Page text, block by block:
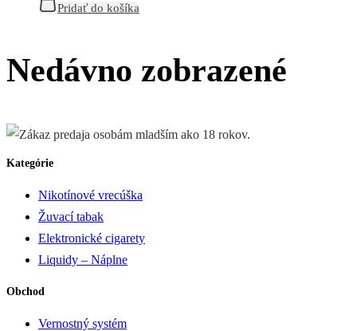
Pridať do košíka
Nedávno zobrazené
Kategórie
Nikotínové vrecúška
Žuvací tabak
Elektronické cigarety
Liquidy – Náplne
Obchod
Vernostný systém